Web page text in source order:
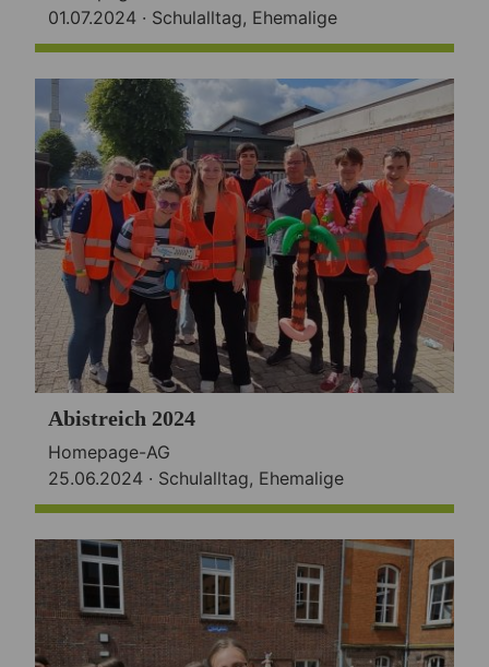
01.07.2024 · Schulalltag, Ehemalige
Abistreich 2024
Homepage-AG
25.06.2024 · Schulalltag, Ehemalige